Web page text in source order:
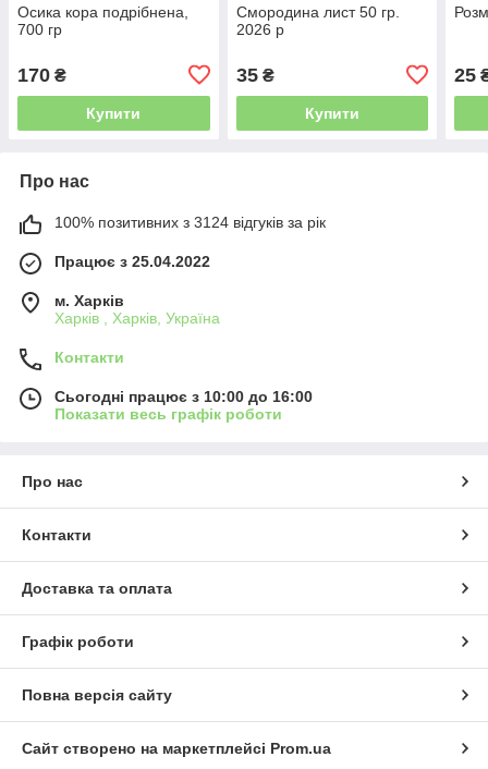
Осика кора подрібнена,
700 гр
170 ₴
Купити
Смородина лист 50 гр.
2026 р
35₴
Купити
25
Про нас
100% позитивних з 3124 відгуків за рік
Працює з 25.04.2022
м. Харків
Харків , Харків, Україна
Контакти
Сьогодні працює з 10:00 до 16:00
Показати весь графік роботи
Про нас
Контакти
Доставка та оплата
Графік роботи
Повна версія сайту
Сайт створено на маркетплейсі Prom.ua